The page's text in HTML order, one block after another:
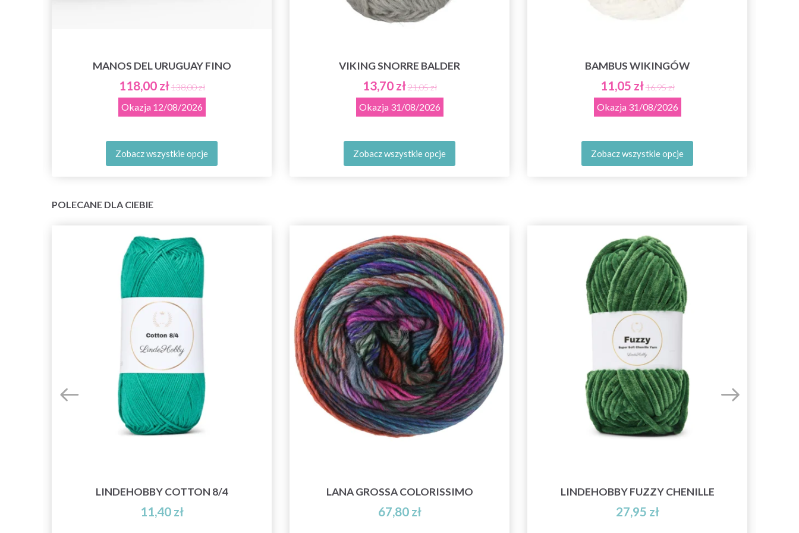
MANOS DEL URUGUAY FINO
118,00 zł138,00 zł
Okazja 12/08/2026
Zobacz wszystkie opcje
VIKING SNORRE BALDER
13,70 zł21,05 zł
Okazja 31/08/2026
Zobacz wszystkie opcje
BAMBUS WIKINGÓW
11,05 zł16,95 zł
Okazja 31/08/2026
Zobacz wszystkie opcje
POLECANE DLA CIEBIE
LINDEHOBBY COTTON 8/4
11,40 zł
LANA GROSSA COLORISSIMO
67,80 zł
LINDEHOBBY FUZZY CHENILLE
27,95 zł